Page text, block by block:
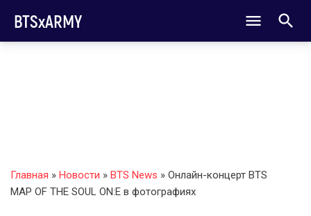
BTSxARMY
Главная » Новости » BTS News » Онлайн-концерт BTS
MAP OF THE SOUL ON:E в фотографиях